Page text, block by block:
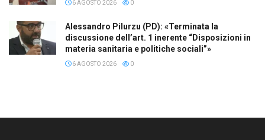
6 AGOSTO 2026 0
Alessandro Pilurzu (PD): «Terminata la
discussione dell’art. 1 inerente “Disposizioni in
materia sanitaria e politiche sociali”»
6 AGOSTO 2026 0